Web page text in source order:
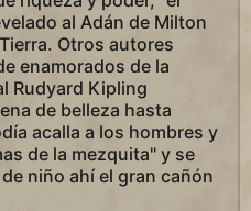
al Adán de Milton
Otros autores
enamorados de la
Rudyard Kipling
de belleza hasta
acalla a los hombres y
de la mezquita" y se
niño ahí el gran cañón